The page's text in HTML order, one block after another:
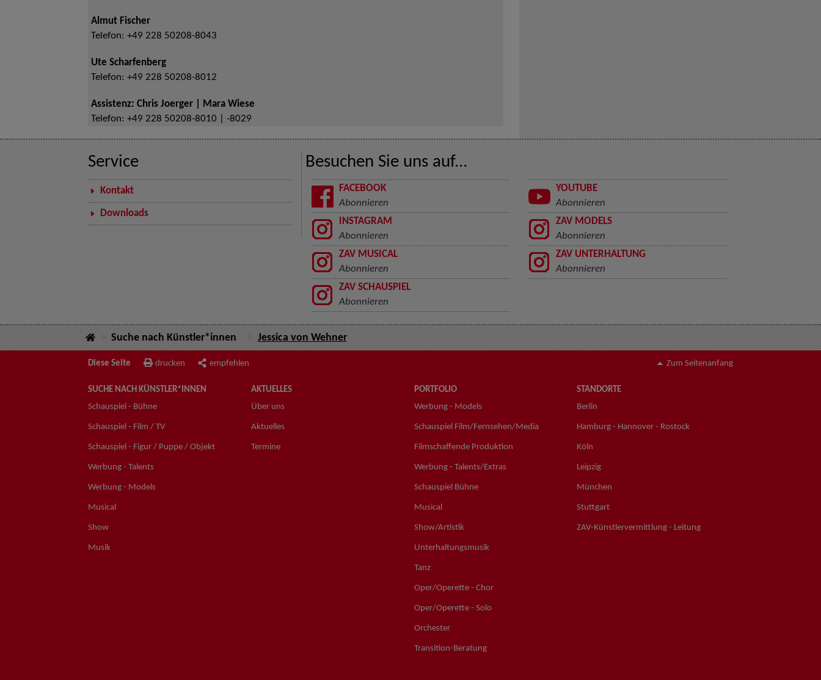
Almut Fischer
Telefon: +49 228 50208-8043
Ute Scharfenberg
Telefon: +49 228 50208-8012
Assistenz: Chris Joerger | Mara Wiese
Telefon: +49 228 50208-8010 | -8029
Service
Kontakt
Downloads
Besuchen Sie uns auf...
FACEBOOK
Abonnieren
YOUTUBE
Abonnieren
INSTAGRAM
Abonnieren
ZAV MODELS
Abonnieren
ZAV MUSICAL
Abonnieren
ZAV UNTERHALTUNG
Abonnieren
ZAV SCHAUSPIEL
Abonnieren
Suche nach Künstler*innen Jessica von Wehner
Diese Seite drucken empfehlen Zum Seitenanfang
SUCHE NACH KÜNSTLER*INNEN
Schauspiel - Bühne
Schauspiel - Film / TV
Schauspiel - Figur / Puppe / Objekt
Werbung - Talents
Werbung - Models
Musical
Show
Musik
AKTUELLES
Über uns
Aktuelles
Termine
PORTFOLIO
Werbung - Models
Schauspiel Film/Fernsehen/Media
Filmschaffende Produktion
Werbung - Talents/Extras
Schauspiel Bühne
Musical
Show/Artistik
Unterhaltungsmusik
Tanz
Oper/Operette - Chor
Oper/Operette - Solo
Orchester
Transition-Beratung
STANDORTE
Berlin
Hamburg - Hannover - Rostock
Köln
Leipzig
München
Stuttgart
ZAV-Künstlervermittlung - Leitung